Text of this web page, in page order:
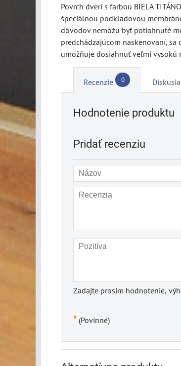
Povrch dverí s farbou BIELA
špeciálnou podkladovou
dôvodov nemôžu byť potiahnuté
predchádzajúcom naskenovaní,
umožňuje dosiahnuť veľmi vysokú
Recenzie 0 Diskusia
Hodnotenie produktu
Pridať recenziu
Zadajte prosím hodnotenie,
* (Povinné)